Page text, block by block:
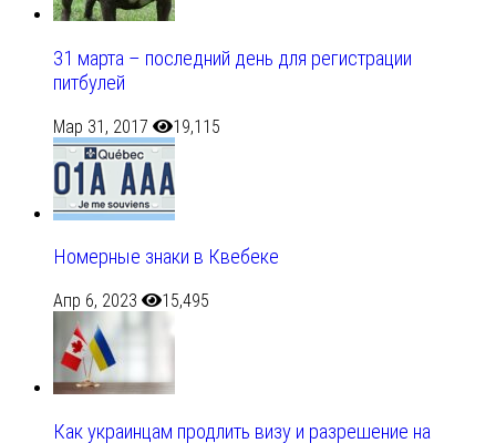
31 марта – последний день для регистрации
питбулей
Мар 31, 2017 19,115
Номерные знаки в Квебеке
Апр 6, 2023 15,495
Как украинцам продлить визу и разрешение на